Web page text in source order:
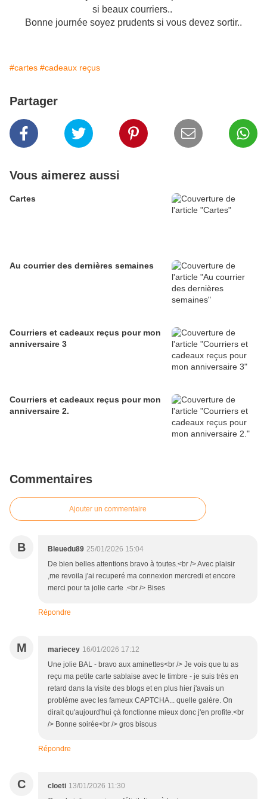
si beaux courriers..
Bonne journée soyez prudents si vous devez sortir..
#cartes #cadeaux reçus
Partager
Vous aimerez aussi
Cartes
Au courrier des dernières semaines
Courriers et cadeaux reçus pour mon
anniversaire 3
Courriers et cadeaux reçus pour mon
anniversaire 2.
Commentaires
Ajouter un commentaire
B Bleuedu89 25/01/2026 15:04
De bien belles attentions bravo à toutes.<br /> Avec plaisir
,me revoila j'ai recuperé ma connexion mercredi et encore
merci pour ta jolie carte .<br /> Bises
Répondre
M mariecey 16/01/2026 17:12
Une jolie BAL - bravo aux aminettes<br /> Je vois que tu as
reçu ma petite carte sablaise avec le timbre - je suis très en
retard dans la visite des blogs et en plus hier j'avais un
problème avec les fameux CAPTCHA... quelle galère. On
dirait qu'aujourd'hui çà fonctionne mieux donc j'en profite.<br
/> Bonne soirée<br /> gros bisous
Répondre
C cloeti 13/01/2026 11:30